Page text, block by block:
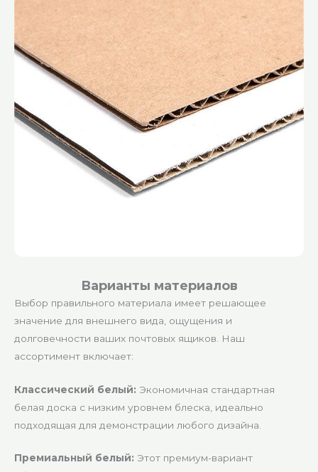
Варианты материалов
Выбор правильного материала имеет решающее
значение для внешнего вида, ощущения и
долговечности ваших почтовых ящиков. Наш
ассортимент включает:
Классический белый: Экономичная стандартная
белая доска с низким уровнем блеска, идеально
подходящая для демонстрации любого дизайна.
Премиальный белый: Этот премиум-вариант